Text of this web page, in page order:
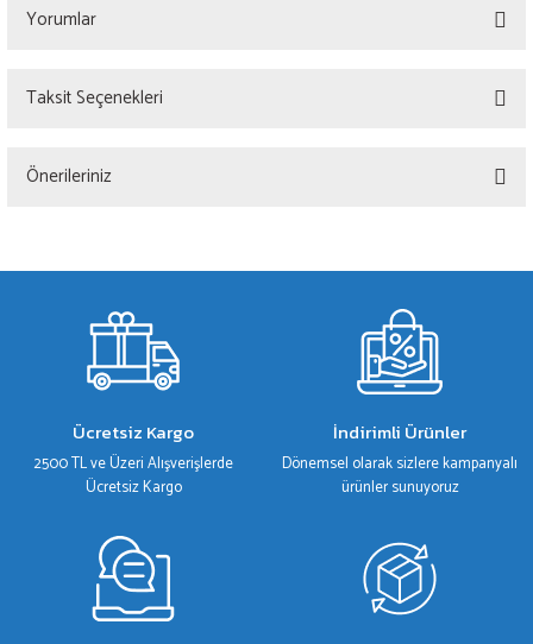
Yorumlar
Taksit Seçenekleri
Önerileriniz
gördüğünüz noktaları öneri formunu kullanarak tarafımıza iletebilirsiniz.
Ürün resmi kalitesiz, bozuk veya görüntülenemiyor.
Ürün açıklamasında eksik bilgiler bulunuyor.
Ürün fiyatı diğer sitelerden daha pahalı.
Bu ürüne benzer farklı alternatifler olmalı.
Ücretsiz Kargo
2500 TL ve Üzeri Alışverişlerde
Ücretsiz Kargo
İndirimli Ürünler
Dönemsel olarak sizlere kampanyalı
ürünler sunuyoruz